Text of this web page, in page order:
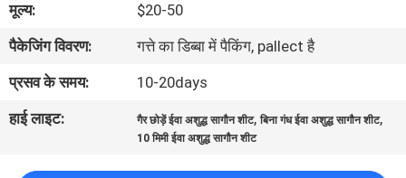
कारखाना
भ्रमण
गुणवत्ता
मूल्य:
$20-50
पैकेजिंग विवरण:
गत्ते का डिब्बा में पैकिंग, pallect है
प्रसव के समय:
10-20days
हाई लाइट:
गैर छोड़ें ईवा अशुद्ध सागौन शीट,बिना गंध ईवा अशुद्ध सागौन शीट,
10 मिमी ईवा अशुद्ध सागौन शीट